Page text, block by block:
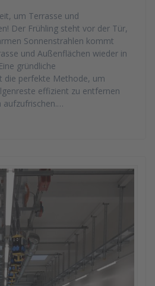
um Terrasse und
Der Frühling steht vor der Tür,
Sonnenstrahlen kommt
und Außenflächen wieder in
gründliche
die perfekte Methode, um
effizient zu entfernen
aufzufrischen.…